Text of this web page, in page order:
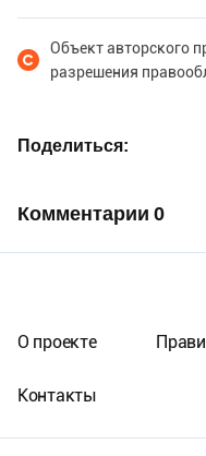
Объект авторского
разрешения
Поделиться
Комментарии 0
О проекте
Контакты